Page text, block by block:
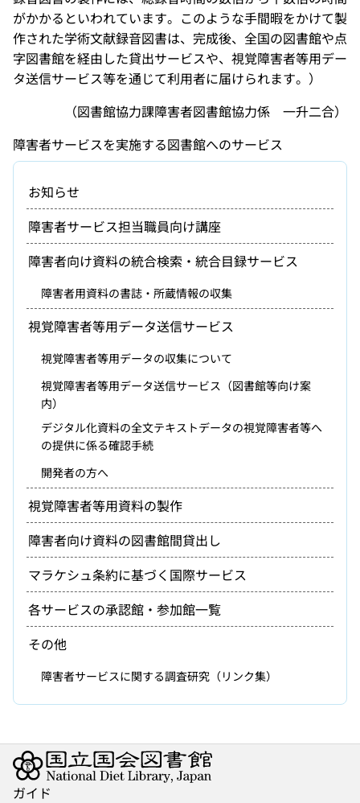
がかかるといわれています。このような手間暇をかけて製
作された学術文献録音図書は、完成後、全国の図書館や点
字図書館を経由した貸出サービスや、視覚障害者等用デー
タ送信サービス等を通じて利用者に届けられます。）
（図書館協力課障害者図書館協力係 一升二合）
障害者サービスを実施する図書館へのサービス
お知らせ
障害者サービス担当職員向け講座
障害者向け資料の統合検索・統合目録サービス
障害者用資料の書誌・所蔵情報の収集
視覚障害者等用データ送信サービス
視覚障害者等用データの収集について
視覚障害者等用データ送信サービス（図書館等向け案
内）
デジタル化資料の全文テキストデータの視覚障害者等へ
の提供に係る確認手続
開発者の方へ
視覚障害者等用資料の製作
障害者向け資料の図書館間貸出し
マラケシュ条約に基づく国際サービス
各サービスの承認館・参加館一覧
その他
障害者サービスに関する調査研究（リンク集）
ガイド